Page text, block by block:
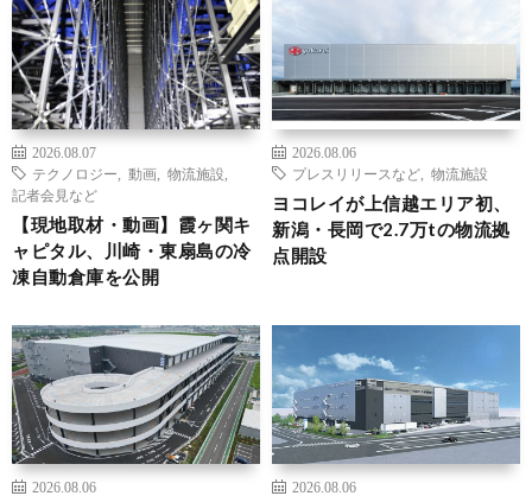
2026.08.07
テクノロジー
動画 物流施設
記者会見など
【現地取材・動画】霞ヶ関キ
ャピタル、川崎・東扇島の冷
凍自動倉庫を公開
2026.08.06
プレスリリースなど
物流施設
ヨコレイが上信越エリア初、
新潟・長岡で2.7万tの物流拠
点開設
2026.08.06
2026.08.06